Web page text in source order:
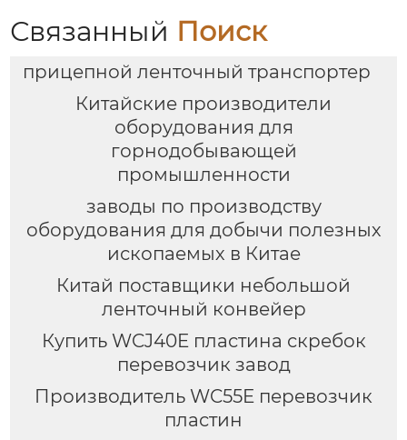
Связанный Поиск
прицепной ленточный транспортер
Китайские производители
оборудования для
горнодобывающей
промышленности
заводы по производству
оборудования для добычи полезных
ископаемых в Китае
Китай поставщики небольшой
ленточный конвейер
Купить WCJ40E пластина скребок
перевозчик завод
Производитель WC55E перевозчик
пластин